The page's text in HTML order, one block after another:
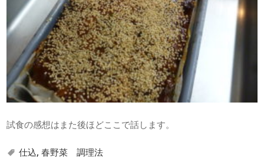
試食の感想はまた後ほどここで話します。
仕込,春野菜 調理法